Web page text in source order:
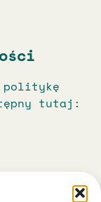
politykę
tutaj: